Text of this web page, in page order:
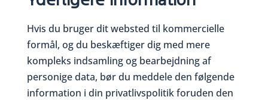
Hvis du bruger dit websted til kommercielle
formål, og du beskæftiger dig med mere
kompleks indsamling og bearbejdning af
personige data, bør du meddele den følgende
information i din privatlivspolitik foruden den